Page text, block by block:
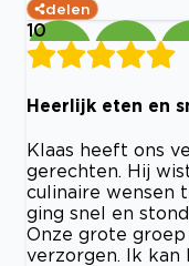
delen
10
Heerlijk eten en
Klaas heeft ons
gerechten. Hij
culinaire wensen
ging snel en
Onze grote
verzorgen. Ik kan